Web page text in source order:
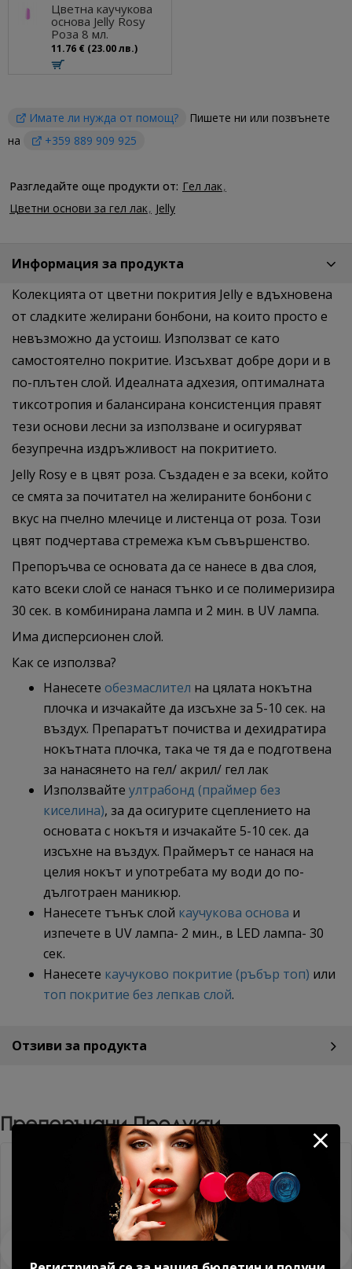
Цветна каучукова
основа Jelly Rosy
Роза 8 мл.
11.76 € (23.00 лв.)
Имате ли нужда от помощ?
Пишете ни или позвънете
на
+359 889 909 925
Разгледайте още продукти от: Гел лак
Цветни основи за гел лак
Jelly
Информация за продукта
Колекцията от цветни покрития Jelly е вдъхновена
от сладките желирани бонбони, на които просто е
невъзможно да устоиш. Използват се като
самостоятелно покритие. Изсъхват добре дори и в
по-плътен слой. Идеалната адхезия, оптималната
тиксотропия и балансирана консистенция правят
тези основи лесни за използване и осигуряват
безупречна издръжливост на покритието.
Jelly Rosy е в цвят роза. Създаден е за всеки, който
се смята за почитател на желираните бонбони с
вкус на пчелно млечице и листенца от роза. Този
цвят подчертава стремежа към съвършенство.
Препоръчва се основата да се нанесе в два слоя,
като всеки слой се нанася тънко и се полимеризира
30 сек. в комбинирана лампа и 2 мин. в UV лампа.
Има дисперсионен слой.
Как се използва?
Нанесете обезмаслител на цялата нокътна
плочка и изчакайте да изсъхне за 5-10 сек. на
въздух. Препаратът почиства и дехидратира
нокътната плочка, така че тя да е подготвена
за нанасянето на гел/ акрил/ гел лак
Използвайте ултрабонд (праймер без
киселина), за да осигурите сцеплението на
основата с нокътя и изчакайте 5-10 сек. да
изсъхне на въздух. Праймерът се нанася на
целия нокът и употребата му води до по-
дълготраен маникюр.
Нанесете тънък слой каучукова основа и
изпечете в UV лампа- 2 мин., в LED лампа- 30
сек.
Нанесете каучуково покритие (ръбър топ) или
топ покритие без лепкав слой.
Отзиви за продукта
Препоръчани Продукти
Без TPO